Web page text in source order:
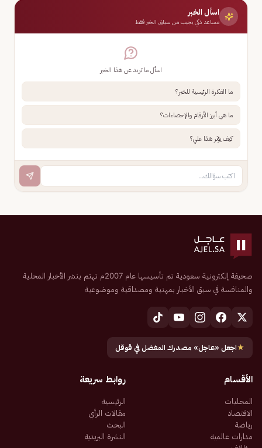
اسأل الخبر
مساعد ذكي يجيب من سياق الخبر فقط
اسأل ما تريد عن هذا الخبر
ما الفكرة الرئيسية للخبر؟
ما هي أبرز الأرقام والإحصاءات؟
كيف يؤثر هذا علي؟
صحيفة إلكترونية سعودية تم تأسيسها عام 2007م تهتم بنشر الأخبار المحلية
والمنافسة في سبق الأخبار بمهنية ومصداقية وموضوعية
★اجعل «عاجل» مصدرك المفضل في قوقل
الأقسام
المحليات
الاقتصاد
رياضة
مدارات عالمية
روابط سريعة
الرئيسية
مقالات الرأي
البحث
النشرة البريدية